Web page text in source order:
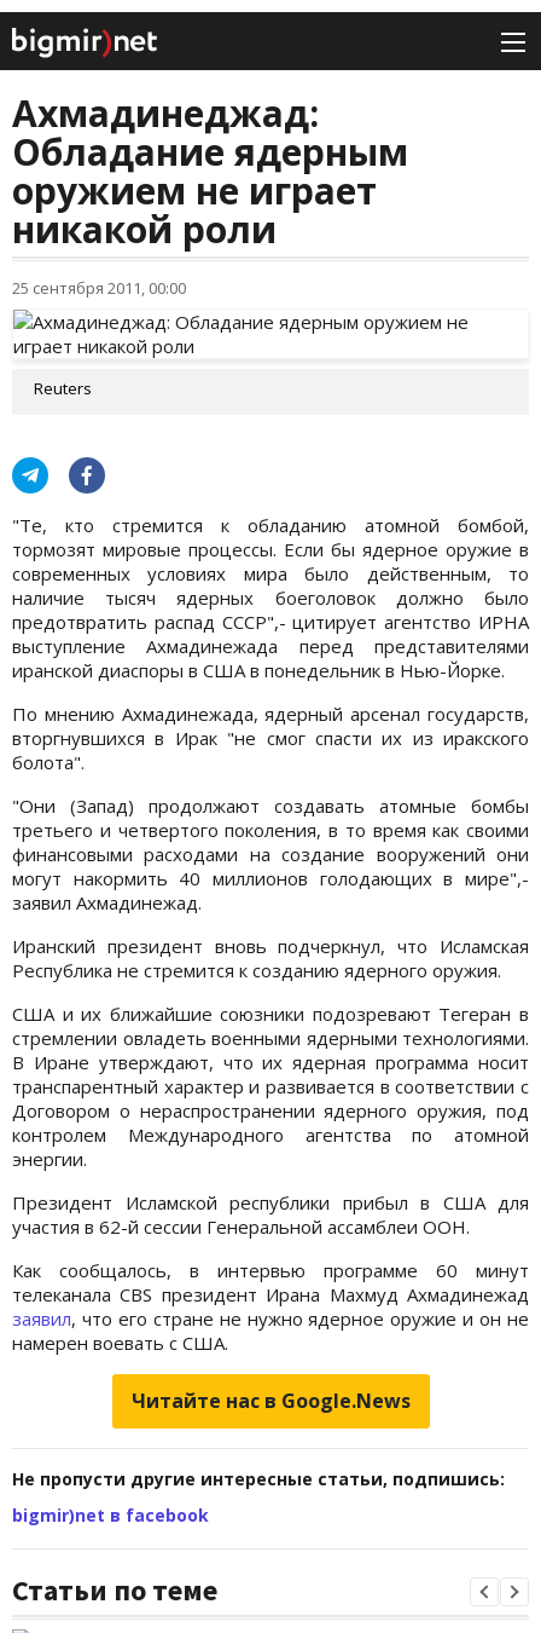
Ахмадинеджад:
Обладание ядерным
оружием не играет
никакой роли
25 сентября 2011, 00:00
Reuters
"Те, кто стремится к обладанию атомной бомбой,
тормозят мировые процессы. Если бы ядерное оружие в
современных условиях мира было действенным, то
наличие тысяч ядерных боеголовок должно было
предотвратить распад СССР",- цитирует агентство ИРНА
выступление Ахмадинежада перед представителями
иранской диаспоры в США в понедельник в Нью-Йорке.
По мнению Ахмадинежада, ядерный арсенал государств,
вторгнувшихся в Ирак "не смог спасти их из иракского
болота".
"Они (Запад) продолжают создавать атомные бомбы
третьего и четвертого поколения, в то время как своими
финансовыми расходами на создание вооружений они
могут накормить 40 миллионов голодающих в мире",-
заявил Ахмадинежад.
Иранский президент вновь подчеркнул, что Исламская
Республика не стремится к созданию ядерного оружия.
США и их ближайшие союзники подозревают Тегеран в
стремлении овладеть военными ядерными технологиями.
В Иране утверждают, что их ядерная программа носит
транспарентный характер и развивается в соответствии с
Договором о нераспространении ядерного оружия, под
контролем Международного агентства по атомной
энергии.
Президент Исламской республики прибыл в США для
участия в 62-й сессии Генеральной ассамблеи ООН.
Как сообщалось, в интервью программе 60 минут
телеканала CBS президент Ирана Махмуд Ахмадинежад
заявил, что его стране не нужно ядерное оружие и он не
намерен воевать с США.
Читайте нас в Google.News
Не пропусти другие интересные статьи, подпишись:
bigmir)net в facebook
Статьи по теме